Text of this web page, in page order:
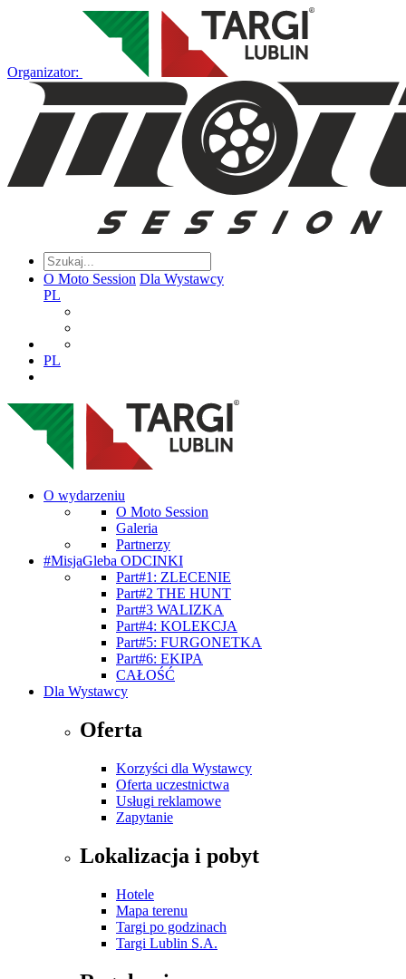
Organizator:
O Moto Session Dla Wystawcy
PL
PL
O wydarzeniu
O Moto Session
Galeria
Partnerzy
#MisjaGleba ODCINKI
Part#1: ZLECENIE
Part#2 THE HUNT
Part#3 WALIZKA
Part#4: KOLEKCJA
Part#5: FURGONETKA
Part#6: EKIPA
CAŁOŚĆ
Dla Wystawcy
Oferta
Korzyści dla Wystawcy
Oferta uczestnictwa
Usługi reklamowe
Zapytanie
Lokalizacja i pobyt
Hotele
Mapa terenu
Targi po godzinach
Targi Lublin S.A.